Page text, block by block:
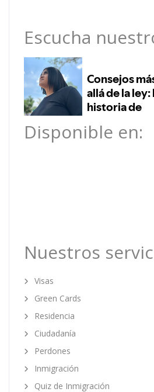
Escucha
Disponible en:
Nuestros
Visas
Green Cards
Residencia
Ciudadanía
Perdones
Inmigración
Quiz de Inmigración